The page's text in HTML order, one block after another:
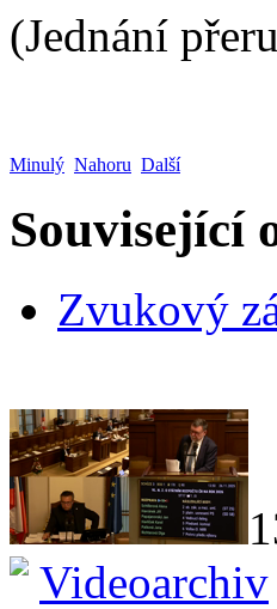
(Jednání
Minulý Nahoru Další
Související
Zvukový
Videoarchiv